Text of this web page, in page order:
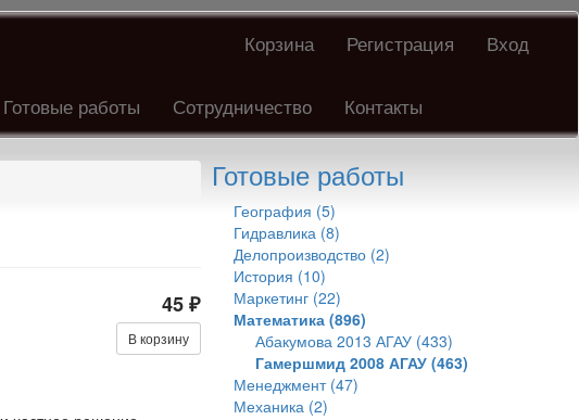
Корзина Регистрация Вход
Готовые работы Сотрудничество Контакты
45 ₽
В корзину
Готовые работы
География (5)
Гидравлика (8)
Делопроизводство (2)
История (10)
Маркетинг (22)
Математика (896)
Абакумова 2013 АГАУ (433)
Гамершмид 2008 АГАУ (463)
Менеджмент (47)
Механика (2)